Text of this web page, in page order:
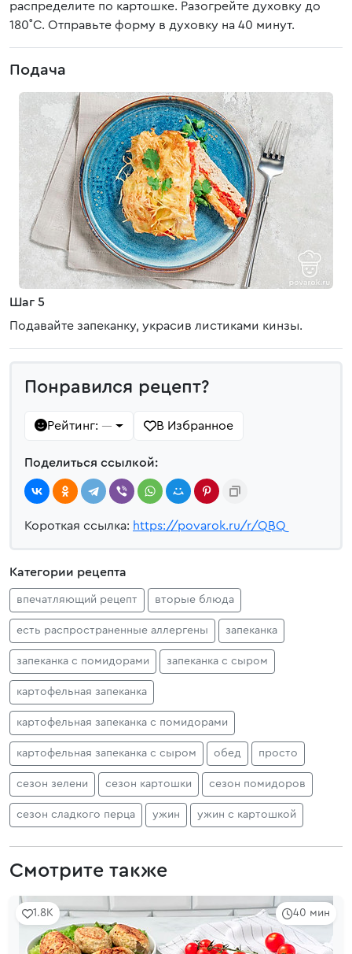
распределите по картошке. Разогрейте духовку до
180˚С. Отправьте форму в духовку на 40 минут.
Подача
Шаг 5
Подавайте запеканку, украсив листиками кинзы.
Понравился рецепт?
Рейтинг: — В Избранное
Поделиться ссылкой:
Короткая ссылка: https://povarok.ru/r/QBQ
Категории рецепта
впечатляющий рецепт вторые блюда
есть распространенные аллергены запеканка
запеканка с помидорами запеканка с сыром
картофельная запеканка
картофельная запеканка с помидорами
картофельная запеканка с сыром обед просто
сезон зелени сезон картошки сезон помидоров
сезон сладкого перца ужин ужин с картошкой
Смотрите также
40 мин
1.8K